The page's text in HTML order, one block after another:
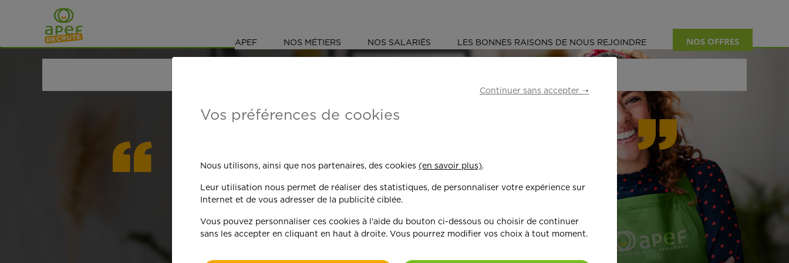
Navigation
Saut au contenu
APEF NOS MÉTIERS NOS SALARIÉS LES BONNES RAISONS DE NOUS REJOINDRE NOS OFFRES
On est toujours plus performant
quand on y met du cœur !
Continuer sans accepter ➝
Vos préférences de cookies
Nous utilisons, ainsi que nos partenaires, des cookies (en savoir plus).
Leur utilisation nous permet de réaliser des statistiques, de personnaliser votre expérience sur
Internet et de vous adresser de la publicité ciblée.
Vous pouvez personnaliser ces cookies à l'aide du bouton ci-dessous ou choisir de continuer
sans les accepter en cliquant en haut à droite. Vous pourrez modifier vos choix à tout moment.